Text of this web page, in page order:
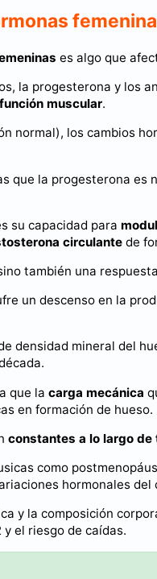
es algo que
la progesterona y los
muscular.
normal), los cambios
que la progesterona es
su capacidad para
circulante de
también una
un descenso en la
densidad mineral del
que la carga mecánica
en formación de hueso.
constantes a lo largo de
como
hormonales del
y la composición
el riesgo de caídas.